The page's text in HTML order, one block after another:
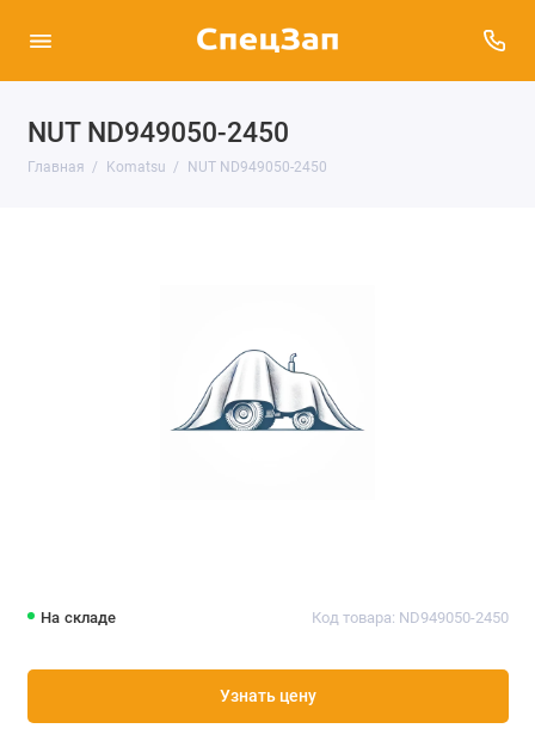
NUT ND949050-2450
Главная Komatsu NUT ND949050-2450
На складе Код товара: ND949050-2450
Узнать цену